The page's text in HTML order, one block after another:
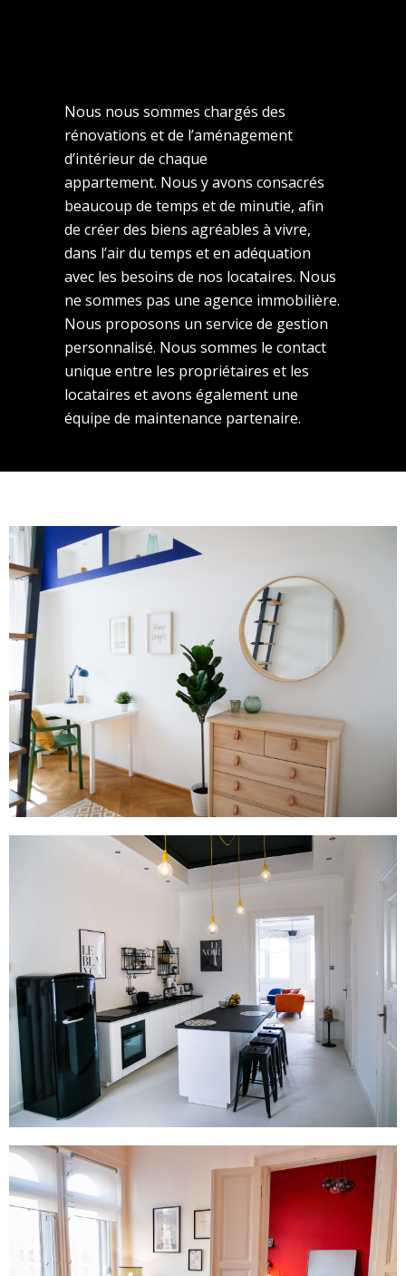
Nous nous sommes chargés des
rénovations et de l’aménagement
d’intérieur de chaque
appartement. Nous y avons consacrés
beaucoup de temps et de minutie, afin
de créer des biens agréables à vivre,
dans l’air du temps et en adéquation
avec les besoins de nos locataires. Nous
ne sommes pas une agence immobilière.
Nous proposons un service de gestion
personnalisé. Nous sommes le contact
unique entre les propriétaires et les
locataires et avons également une
équipe de maintenance partenaire.